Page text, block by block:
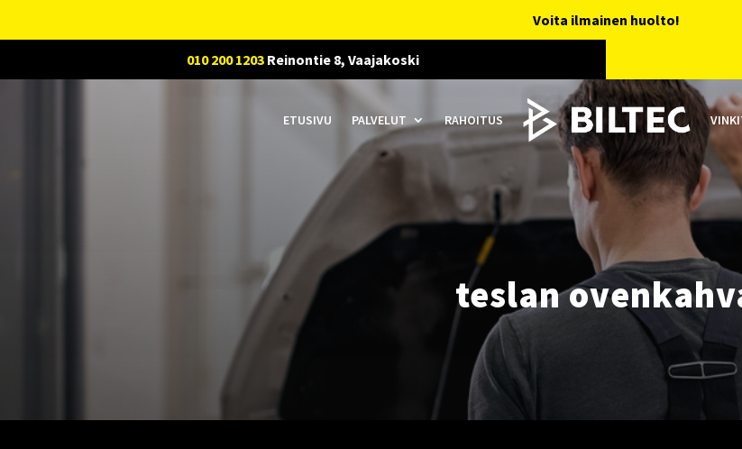
Voita ilmainen huolto!
010 200 1203 Reinontie 8, Vaajakoski
ETUSIVU PALVELUT RAHOITUS
teslan